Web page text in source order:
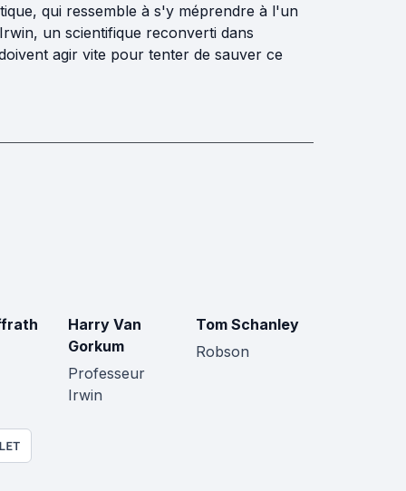
qui ressemble à s'y méprendre à l'un
un scientifique reconverti dans
agir vite pour tenter de sauver ce
Harry Van
Gorkum
Professeur
Irwin
Tom Schanley
Robson